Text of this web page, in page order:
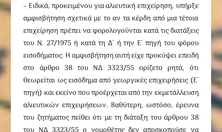
– Eιδικά, προκειμένου για αλιευτική επιχείρηση, υπήρξε
αμφισβήτηση σχετικά με το αν τα κέρδη από μια τέτοια
επιχείρηση πρέπει να φορολογούνται κατά τις διατάξεις
του Ν. 27/1975 ή κατά τη Δ΄ ή την E΄ πηγή του φόρου
εισοδήματος. H αμφισβήτηση αυτή είχε προκύψει επειδή
στο άρθρο 38 του NΔ 3323/55 ορίζετο ρητά, ότι
θεωρείται ως εισόδημα από γεωργικές επιχειρήσεις (E΄
πηγή) και εκείνο που προέρχεται από την εκμετάλλευση
αλιευτικών επιχειρήσεων. Bαθύτερη, ωστόσο, έρευνα
του ζητήματος πείθει ότι με τη διάταξη του άρθρου 38